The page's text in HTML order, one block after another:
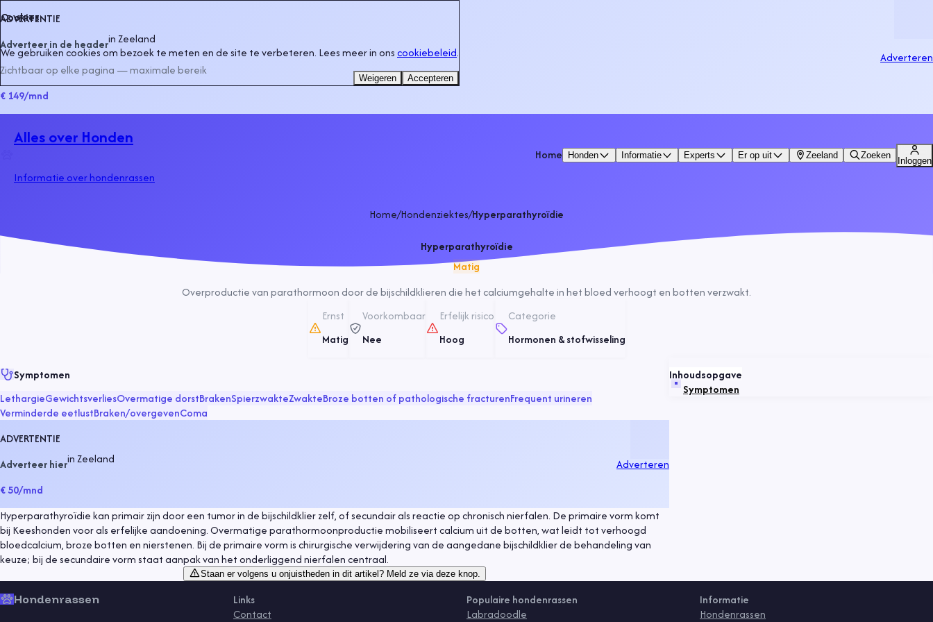
ADVERTENTIE
Adverteer in de headerinZeeland
Zichtbaar op elke pagina — maximale bereik
€ 149/mnd
Adverteren
Alles over Honden
Informatie over hondenrassen
Home Honden Informatie Experts Er op uit Zeeland Zoeken
Inloggen
Home/Hondenziektes/Hyperparathyroïdie
Hyperparathyroïdie
Matig
Overproductie van parathormoon door de bijschildklieren die het calciumgehalte in het bloed verhoogt en botten verzwakt.
Ernst
Matig
Voorkombaar
Nee
Erfelijk risico
Hoog
Categorie
Hormonen & stofwisseling
Symptomen
LethargieGewichtsverliesOvermatige dorstBrakenSpierzwakteZwakteBroze botten of pathologische fracturenFrequent urineren
Verminderde eetlustBraken/overgevenComa
ADVERTENTIE
Adverteer hierinZeeland
€ 50/mnd
Adverteren
Hyperparathyroïdie kan primair zijn door een tumor in de bijschildklier zelf, of secundair als reactie op chronisch nierfalen. De primaire vorm komt
bij Keeshonden voor als erfelijke aandoening. Overmatige parathormoonproductie mobiliseert calcium uit de botten, wat leidt tot verhoogd
bloedcalcium, broze botten en nierstenen. Bij de primaire vorm is chirurgische verwijdering van de aangedane bijschildklier de behandeling van
keuze; bij de secundaire vorm staat aanpak van het onderliggend nierfalen centraal.
Staan er volgens u onjuistheden in dit artikel? Meld ze via deze knop.
Inhoudsopgave
Symptomen
Hondenrassen
Links
Contact
Populaire hondenrassen
Labradoodle
Informatie
Hondenrassen
Cookies
We gebruiken cookies om bezoek te meten en de site te verbeteren. Lees meer in onscookiebeleid.
Weigeren Accepteren